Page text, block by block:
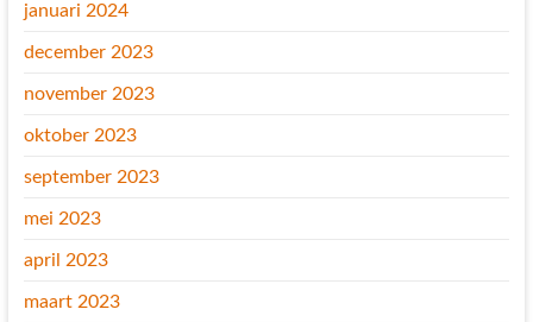
januari 2024
december 2023
november 2023
oktober 2023
september 2023
mei 2023
april 2023
maart 2023